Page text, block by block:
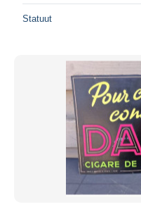
Statuut